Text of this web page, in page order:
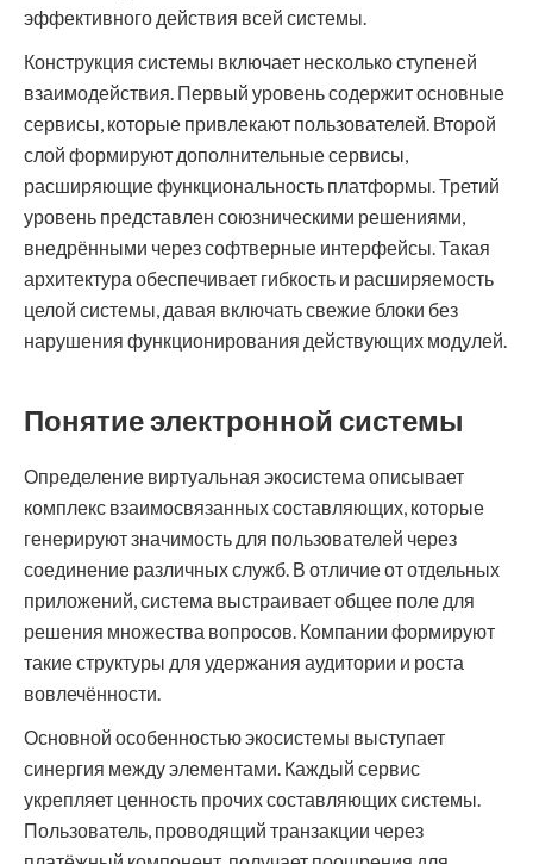
эффективного действия всей системы.
Конструкция системы включает несколько ступеней
взаимодействия. Первый уровень содержит основные
сервисы, которые привлекают пользователей. Второй
слой формируют дополнительные сервисы,
расширяющие функциональность платформы. Третий
уровень представлен союзническими решениями,
внедрёнными через софтверные интерфейсы. Такая
архитектура обеспечивает гибкость и расширяемость
целой системы, давая включать свежие блоки без
нарушения функционирования действующих модулей.
Понятие электронной системы
Определение виртуальная экосистема описывает
комплекс взаимосвязанных составляющих, которые
генерируют значимость для пользователей через
соединение различных служб. В отличие от отдельных
приложений, система выстраивает общее поле для
решения множества вопросов. Компании формируют
такие структуры для удержания аудитории и роста
вовлечённости.
Основной особенностью экосистемы выступает
синергия между элементами. Каждый сервис
укрепляет ценность прочих составляющих системы.
Пользователь, проводящий транзакции через